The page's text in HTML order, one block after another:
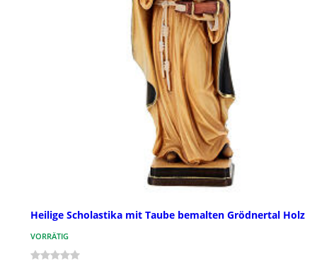
Heilige Scholastika mit Taube bemalten Grödnertal Holz
VORRÄTIG